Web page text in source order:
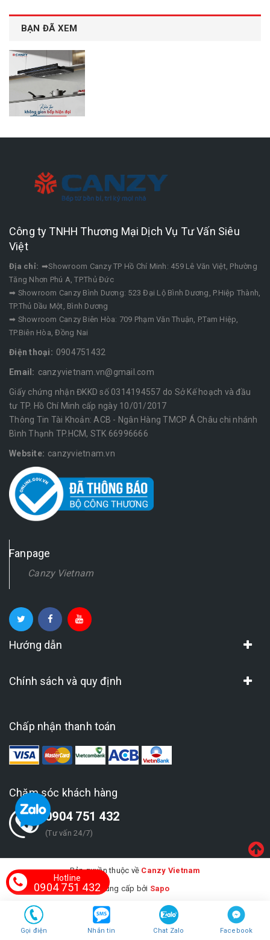
BẠN ĐÃ XEM
Công ty TNHH Thương Mại Dịch Vụ Tư Vấn Siêu
Việt
Địa chỉ: ➡Showroom Canzy TP Hồ Chí Minh: 459 Lê Văn Việt, Phường
Tăng Nhơn Phú A, TP.Thủ Đức
➡ Showroom Canzy Bình Dương: 523 Đại Lộ Bình Dương, P.Hiệp Thành,
TP.Thủ Dầu Một, Bình Dương
➡ Showroom Canzy Biên Hòa: 709 Phạm Văn Thuận, P.Tam Hiệp,
TP.Biên Hòa, Đồng Nai
Điện thoại: 0904751432
Email: canzyvietnam.vn@gmail.com
Giấy chứng nhận ĐKKD số 0314194557 do Sở Kế hoạch và đầu
tư TP. Hồ Chí Minh cấp ngày 10/01/2017
Thông Tin Tài Khoản: ACB - Ngân Hàng TMCP Á Châu chi nhánh
Bình Thạnh TP.HCM, STK 66996666
Website: canzyvietnam.vn
Fanpage
Canzy Vietnam
Hướng dẫn
Chính sách và quy định
Chấp nhận thanh toán
Chăm sóc khách hàng
0904 751 432
(Tư vấn 24/7)
Bản quyền thuộc về Canzy Vietnam
Cung cấp bởi Sapo
Gọi điện Nhắn tin Chat Zalo Facebook
Hotline
0904 751 432